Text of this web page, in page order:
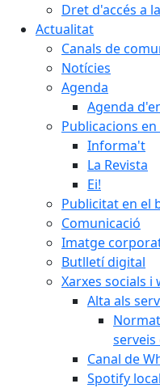
Dret d'accés a
Actualitat
Canals de
Notícies
Agenda
Agenda
Publicacions en
Informa't
La Revista
Ei!
Publicitat en el
Comunicació
Imatge
Butlletí digital
Xarxes socials i
Alta als
serveis
Canal de
Spotify local